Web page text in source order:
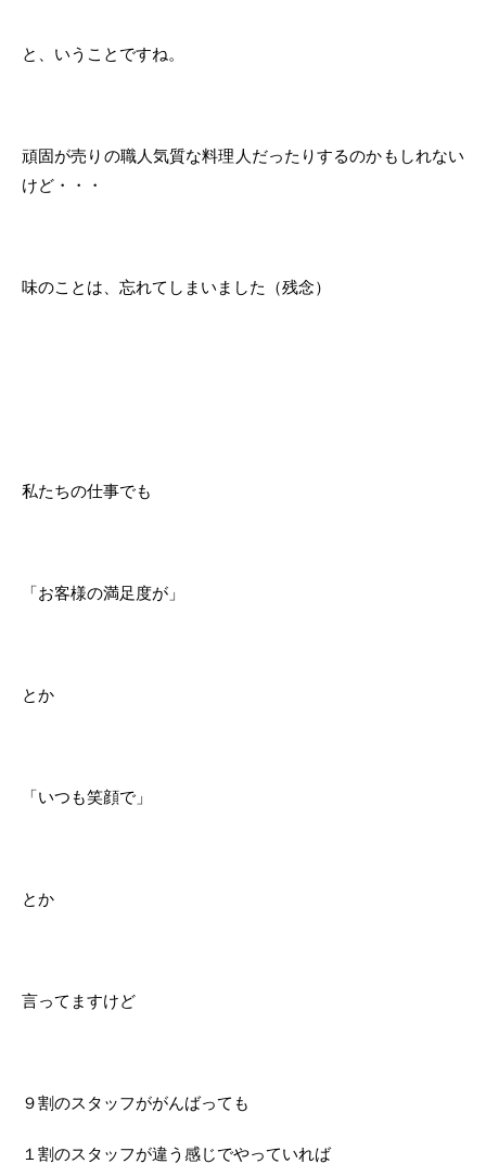
と、いうことですね。
頑固が売りの職人気質な料理人だったりするのかもしれない
けど・・・
味のことは、忘れてしまいました（残念）
私たちの仕事でも
「お客様の満足度が」
とか
「いつも笑顔で」
とか
言ってますけど
９割のスタッフががんばっても
１割のスタッフが違う感じでやっていれば